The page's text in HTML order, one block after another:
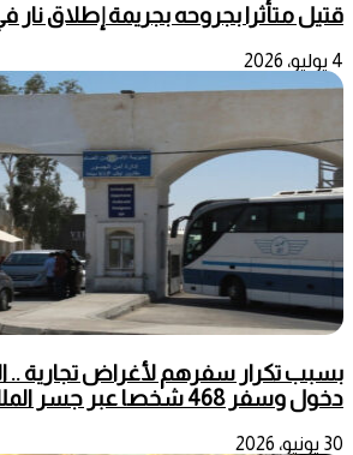
قتيل متأثرا بجروحه بجريمة إطلاق نار
4 يوليو، 2026
بسبب تكرار سفرهم لأغراض تجارية ..
دخول وسفر 468 شخصا عبر جسر الملك حسين
30 يونيو، 2026